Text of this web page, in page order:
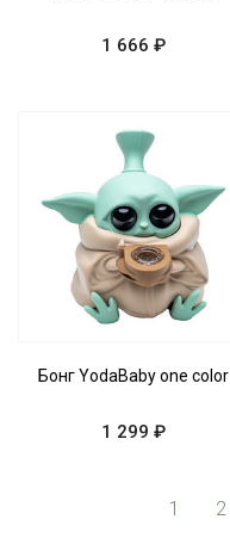
1 666 ₽
Бонг YodaBaby one color
1 299 ₽
1 2